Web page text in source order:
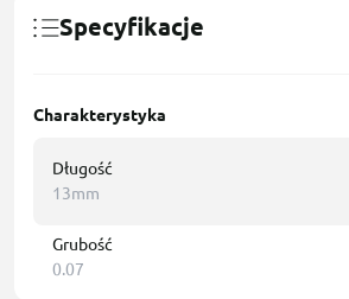
Specyfikacje
Charakterystyka
Długość
13mm
Grubość
0.07